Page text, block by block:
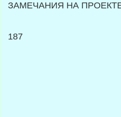
ЗАМЕЧАНИЯ НА
187